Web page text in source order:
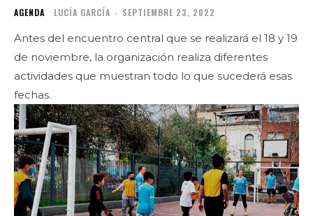
AGENDA LUCÍA GARCÍA - SEPTIEMBRE 23, 2022
Antes del encuentro central que se realizará el 18 y 19
de noviembre, la organización realiza diferentes
actividades que muestran todo lo que sucederá esas
fechas.